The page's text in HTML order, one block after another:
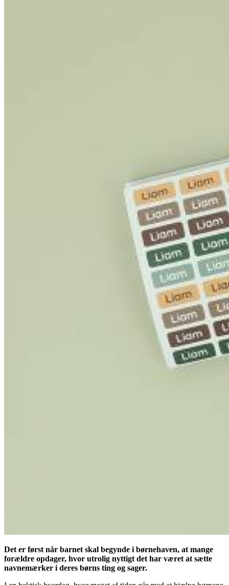
Det er først når barnet skal begynde i børnehaven, at mange
forældre opdager, hvor utrolig nyttigt det har været at sætte
navnemærker i deres børns ting og sager.